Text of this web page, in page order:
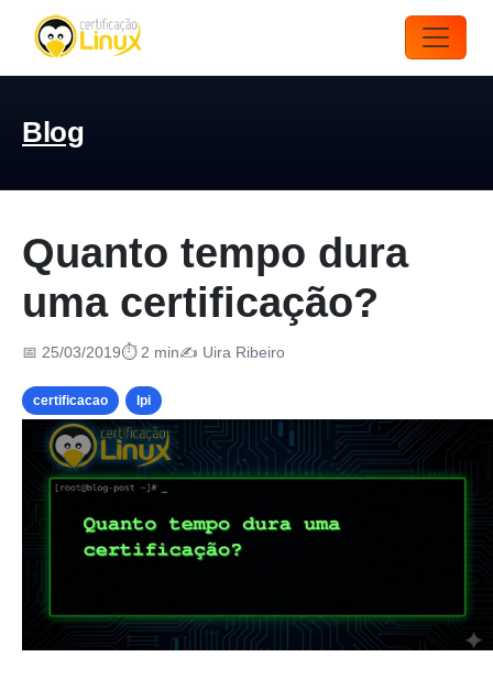
Blog
Quanto tempo dura
uma certificação?
📅 25/03/2019⏱ 2 min✍️ Uira Ribeiro
certificacao lpi